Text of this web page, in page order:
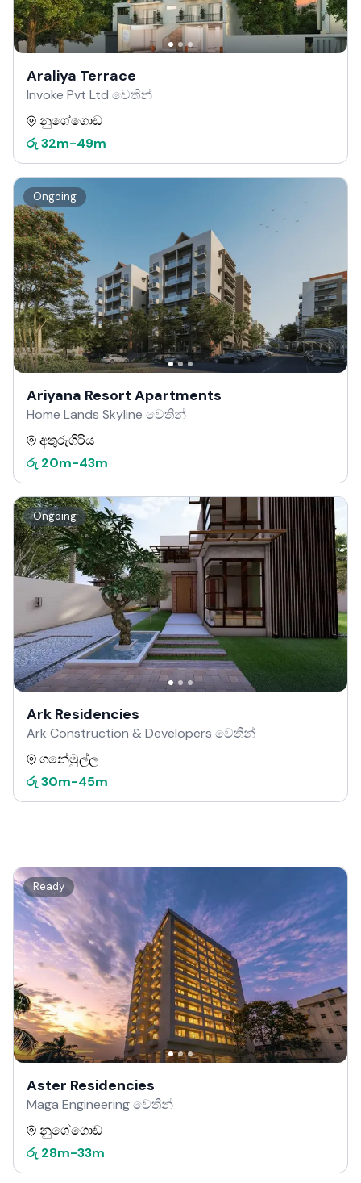
Araliya Terrace
Invoke Pvt Ltd වෙතින්
නුගේගොඩ
රු 32m-49m
Ongoing
Ariyana Resort Apartments
Home Lands Skyline වෙතින්
අතුරුගිරිය
රු 20m-43m
Ongoing
Ark Residencies
Ark Construction & Developers වෙතින්
ගනේමුල්ල
රු 30m-45m
Ready
Aster Residencies
Maga Engineering වෙතින්
නුගේගොඩ
රු 28m-33m